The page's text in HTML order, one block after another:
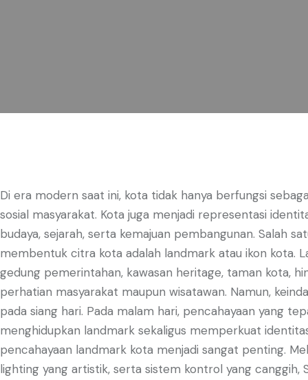
Di era modern saat ini, kota tidak hanya berfungsi
sosial masyarakat. Kota juga menjadi representasi
budaya, sejarah, serta kemajuan pembangunan. Salah
membentuk citra kota adalah landmark atau ikon kota.
gedung pemerintahan, kawasan heritage, taman kota,
perhatian masyarakat maupun wisatawan. Namun,
pada siang hari. Pada malam hari, pencahayaan yang
menghidupkan landmark sekaligus memperkuat
pencahayaan landmark kota menjadi sangat penting.
lighting yang artistik, serta sistem kontrol yang